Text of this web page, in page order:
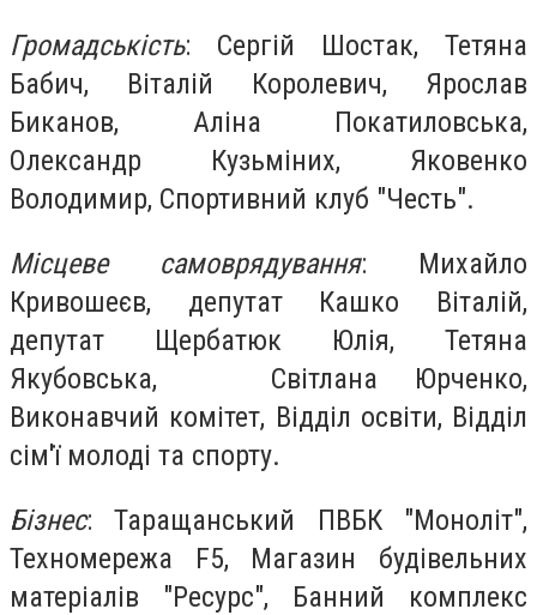
Громадськість: Сергій Шостак, Тетяна
Бабич, Віталій Королевич, Ярослав
Биканов, Аліна Покатиловська,
Олександр Кузьміних, Яковенко
Володимир, Спортивний клуб "Честь".
Місцеве самоврядування: Михайло
Кривошеєв, депутат Кашко Віталій,
депутат Щербатюк Юлія, Тетяна
Якубовська, Світлана Юрченко,
Виконавчий комітет, Відділ освіти, Відділ
сім'ї молоді та спорту.
Бізнес: Таращанський ПВБК "Моноліт",
Техномережа F5, Магазин будівельних
матеріалів "Ресурс", Банний комплекс